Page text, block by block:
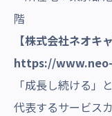
階
【株式会社ネオキ
https://
「成長し続ける」
代表するサービス